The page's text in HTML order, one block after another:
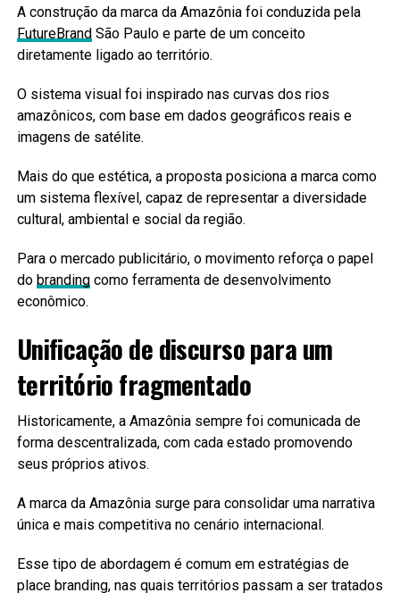
A construção da marca da Amazônia foi conduzida pela
FutureBrandSão Paulo e parte de um conceito
diretamente ligado ao território.
O sistema visual foi inspirado nas curvas dos rios
amazônicos, com base em dados geográficos reais e
imagens de satélite.
Mais do que estética, a proposta posiciona a marca como
um sistema flexível, capaz de representar a diversidade
cultural, ambiental e social da região.
Para o mercado publicitário, o movimento reforça o papel
do brandingcomo ferramenta de desenvolvimento
econômico.
Unificação de discurso para um
território fragmentado
Historicamente, a Amazônia sempre foi comunicada de
forma descentralizada, com cada estado promovendo
seus próprios ativos.
A marca da Amazônia surge para consolidar uma narrativa
única e mais competitiva no cenário internacional.
Esse tipo de abordagem é comum em estratégias de
place branding, nas quais territórios passam a ser tratados